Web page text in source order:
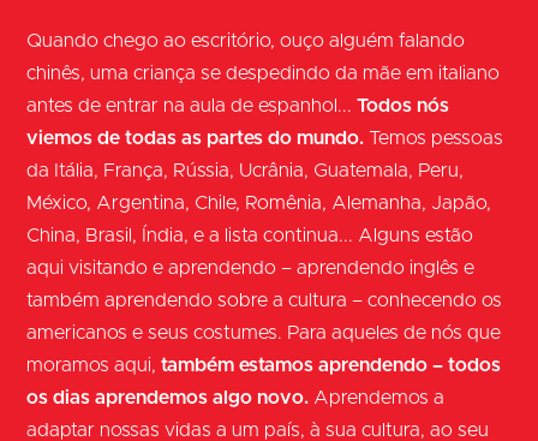
Quando chego ao escritório, ouço alguém falando
chinês, uma criança se despedindo da mãe em italiano
antes de entrar na aula de espanhol...Todos nós
viemos de todas as partes do mundo. Temos pessoas
da Itália, França, Rússia, Ucrânia, Guatemala, Peru,
México, Argentina, Chile, Romênia, Alemanha, Japão,
China, Brasil, Índia, e a lista continua... Alguns estão
aqui visitando e aprendendo – aprendendo inglês e
também aprendendo sobre a cultura – conhecendo os
americanos e seus costumes. Para aqueles de nós que
moramos aqui,também estamos aprendendo – todos
os dias aprendemos algo novo. Aprendemos a
adaptar nossas vidas a um país, à sua cultura, ao seu